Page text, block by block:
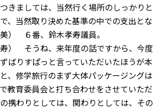
きましては、当然行く場所のしっかり
、当然取り決めた基準の中での支出と
） ６番、鈴木孝寿議員。
） そうね、来年度の話ですから、今
ばりすぱっと言っていただいたほうが
、修学旅行のまず大体パッケージング
教育委員会と打ち合わせをさせていた
携わりとしては、関わりとしては、そ